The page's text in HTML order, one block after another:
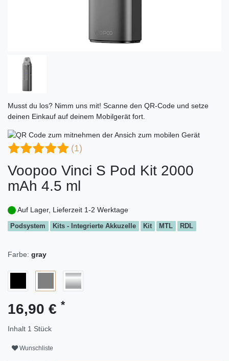
Musst du los? Nimm uns mit! Scanne den QR-Code und setze
deinen Einkauf auf deinem Mobilgerät fort.
(1)
Voopoo Vinci S Pod Kit 2000
mAh 4.5 ml
Auf Lager, Lieferzeit 1-2 Werktage
Podsystem Kits - Integrierte Akkuzelle Kit MTL RDL
Farbe: gray
16,90 € *
Inhalt 1 Stück
Wunschliste